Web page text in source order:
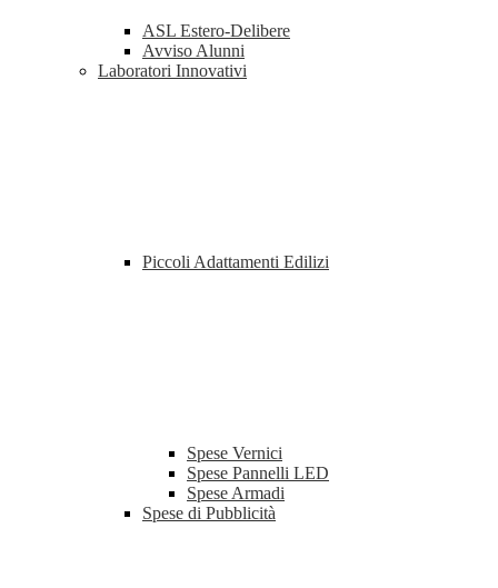
ASL Estero-Delibere
Avviso Alunni
Laboratori Innovativi
Piccoli Adattamenti Edilizi
Spese Vernici
Spese Pannelli LED
Spese Armadi
Spese di Pubblicità